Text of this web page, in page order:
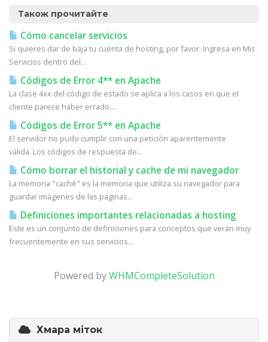
Також прочитайте
Cómo cancelar servicios
Si quieres dar de baja tu cuenta de hosting, por favor: Ingresa en Mis
Servicios dentro del...
Códigos de Error 4** en Apache
La clase 4xx del código de estado se aplica a los casos en que el
cliente parece haber errado....
Códigos de Error 5** en Apache
El servidor no pudo cumplir con una petición aparentemente
válida. Los códigos de respuesta de...
Cómo borrar el historial y cache de mi navegador
La memoria "caché" es la memoria que utiliza su navegador para
guardar imágenes de las páginas...
Definiciones importantes relacionadas a hosting
Este es un conjunto de definiciones para conceptos que verán muy
frecuentemente en sus servicios...
Powered byWHMCompleteSolution
Хмара міток